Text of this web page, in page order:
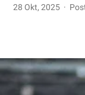
28 Okt, 2025